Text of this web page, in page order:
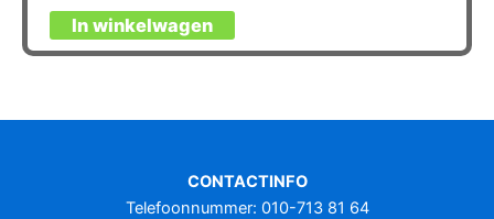
In winkelwagen
CONTACTINFO
Telefoonnummer: 010-713 81 64